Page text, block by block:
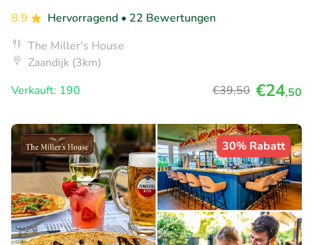
8.9 Hervorragend • 22 Bewertungen
The Miller's House
Zaandijk (3km)
Verkauft: 190
€39,50 €24,50
30% Rabatt